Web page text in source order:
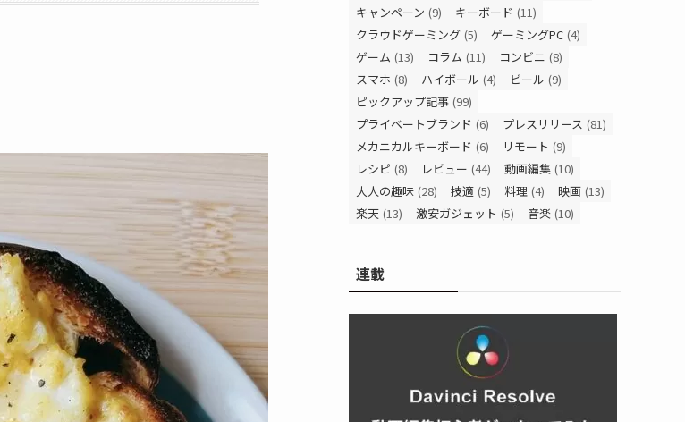
キャンペーン (9) キーボード (11)
クラウドゲーミング (5) ゲーミングPC (4)
ゲーム (13) コラム (11) コンビニ (8)
スマホ (8) ハイボール (4) ビール (9)
ピックアップ記事 (99)
プライベートブランド (6) プレスリリース (81)
メカニカルキーボード (6) リモート (9)
レシピ (8) レビュー (44) 動画編集 (10)
大人の趣味 (28) 技適 (5) 料理 (4) 映画 (13)
楽天 (13) 激安ガジェット (5) 音楽 (10)
連載